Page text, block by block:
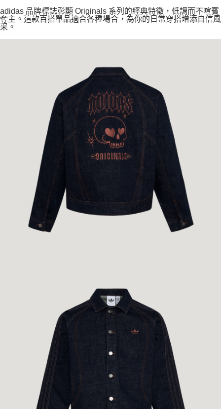
adidas 品牌標誌彰顯 Originals 系列的經典特徵，低調而不喧賓
奪主。這款百搭單品適合各種場合，為你的日常穿搭增添自信風
采。